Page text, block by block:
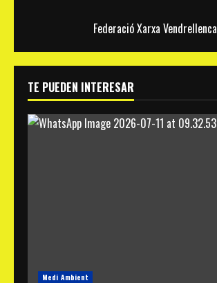
Federació Xarxa Vendrellenca
TE PUEDEN INTERESAR
Medi Ambient